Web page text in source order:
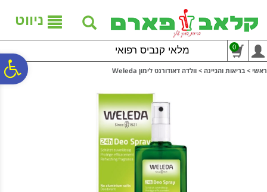
נגישות
אתר
המרכזי
ניווט
מלאי קנביס רפואי 0
ראשי > בריאות והגיינה > וולדה דאודורנט לימון Weleda